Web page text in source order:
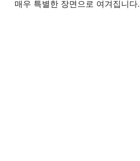
매우 특별한 장면으로 여겨집니다.